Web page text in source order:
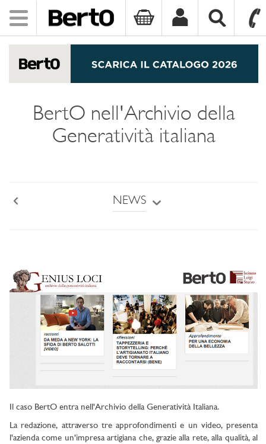
Toggle
navigation
BertO nell'Archivio della
Generatività italiana
NEWS
Il caso BertO entra nell'Archivio della Generatività Italiana.
La redazione, attraverso tre approfondimenti e un video, presenta
l'azienda come un'impresa artigiana che, grazie alla rete, alla qualità, al